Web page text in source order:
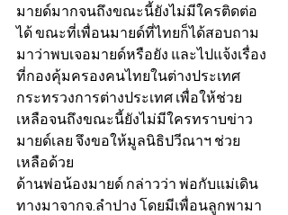
มายด์มากจนถึงขณะนี้ยังไม่มีใครติดต่อ
ได้ ขณะที่เพื่อนมายด์ที่ไทยก็ได้สอบถาม
มาว่าพบเจอมายด์หรือยัง และไปแจ้งเรื่อง
ที่กองคุ้มครองคนไทยในต่างประเทศ
กระทรวงการต่างประเทศ เพื่อให้ช่วย
เหลือจนถึงขณะนี้ยังไม่มีใครทราบข่าว
มายด์เลย จึงขอให้มูลนิธิปวีณาฯ ช่วย
เหลือด้วย
ด้านพ่อน้องมายด์ กล่าวว่า พ่อกับแม่เดิน
ทางมาจากจ.ลำปาง โดยมีเพื่อนลูกพามา